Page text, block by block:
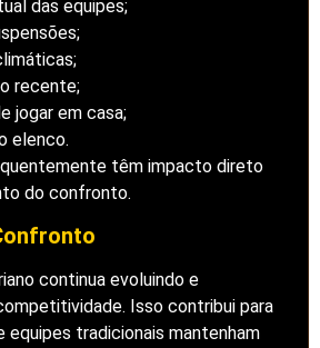
das equipes;
recente;
jogar em casa;
elenco.
têm impacto direto
do confronto.
continua evoluindo e
Isso contribui para
equipes tradicionais mantenham